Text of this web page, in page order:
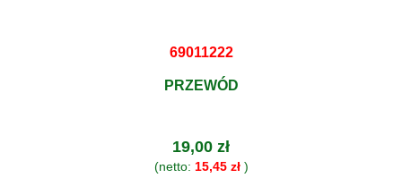
69011222
PRZEWÓD
19,00 zł
(netto: 15,45 zł)